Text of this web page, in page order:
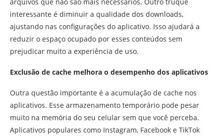
interessante é diminuir a qualidade dos downloads,
ajustando nas configurações do aplicativo. Isso ajudará a
reduzir o espaço ocupado por esses conteúdos sem
prejudicar muito a experiência de uso.
Exclusão de cache melhora o desempenho dos aplicativos
Outra questão importante é a acumulação de cache nos
aplicativos. Esse armazenamento temporário pode pesar
muito na memória do seu celular sem que você perceba.
Aplicativos populares como Instagram, Facebook e TikTok